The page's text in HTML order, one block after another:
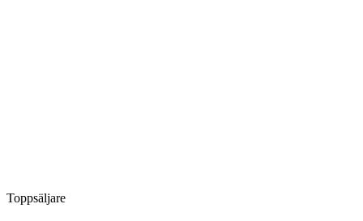
Toppsäljare